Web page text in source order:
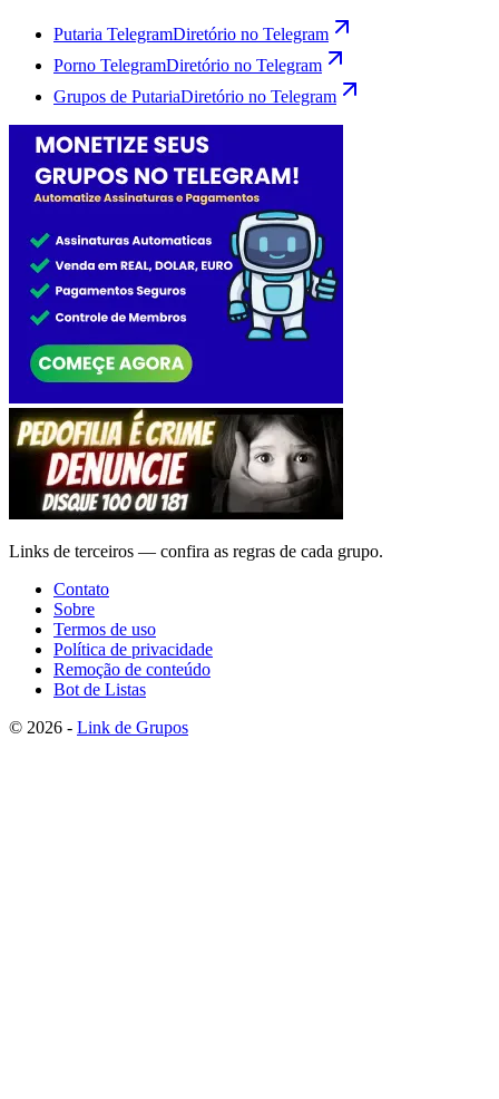
Putaria TelegramDiretório no Telegram
Porno TelegramDiretório no Telegram
Grupos de PutariaDiretório no Telegram
Links de terceiros — confira as regras de cada grupo.
Contato
Sobre
Termos de uso
Política de privacidade
Remoção de conteúdo
Bot de Listas
© 2026 - Link de Grupos